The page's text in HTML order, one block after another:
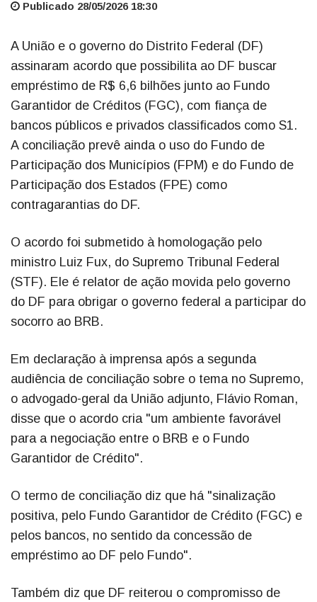
Publicado 28/05/2026 18:30
A União e o governo do Distrito Federal (DF)
assinaram acordo que possibilita ao DF buscar
empréstimo de R$ 6,6 bilhões junto ao Fundo
Garantidor de Créditos (FGC), com fiança de
bancos públicos e privados classificados como S1.
A conciliação prevê ainda o uso do Fundo de
Participação dos Municípios (FPM) e do Fundo de
Participação dos Estados (FPE) como
contragarantias do DF.
O acordo foi submetido à homologação pelo
ministro Luiz Fux, do Supremo Tribunal Federal
(STF). Ele é relator de ação movida pelo governo
do DF para obrigar o governo federal a participar do
socorro ao BRB.
Em declaração à imprensa após a segunda
audiência de conciliação sobre o tema no Supremo,
o advogado-geral da União adjunto, Flávio Roman,
disse que o acordo cria "um ambiente favorável
para a negociação entre o BRB e o Fundo
Garantidor de Crédito".
O termo de conciliação diz que há "sinalização
positiva, pelo Fundo Garantidor de Crédito (FGC) e
pelos bancos, no sentido da concessão de
empréstimo ao DF pelo Fundo".
Também diz que DF reiterou o compromisso de